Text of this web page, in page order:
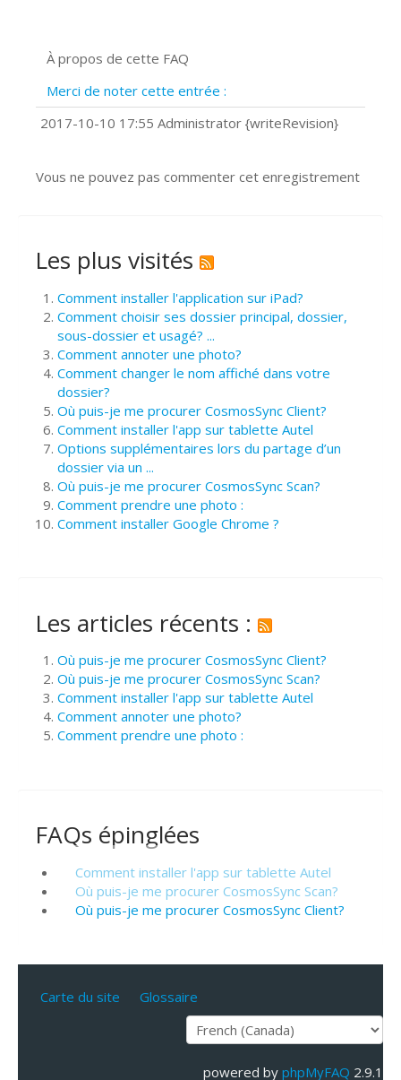
Prise de vue 360°
?
Comment installer Google Chrome ?
À propos de cette FAQ
Merci de noter cette entrée :
2017-10-10 17:55 Administrator {writeRevision}
Vous ne pouvez pas commenter cet enregistrement
Les plus visités
Comment installer l'application sur iPad?
Comment choisir ses dossier principal, dossier,
sous-dossier et usagé? ...
Comment annoter une photo?
Comment changer le nom affiché dans votre
dossier?
Où puis-je me procurer CosmosSync Client?
Comment installer l'app sur tablette Autel
Options supplémentaires lors du partage d’un
dossier via un ...
Où puis-je me procurer CosmosSync Scan?
Comment prendre une photo :
Comment installer Google Chrome ?
Les articles récents :
Où puis-je me procurer CosmosSync Client?
Où puis-je me procurer CosmosSync Scan?
Comment installer l'app sur tablette Autel
Comment annoter une photo?
Comment prendre une photo :
FAQs épinglées
Comment installer l'app sur tablette Autel
Où puis-je me procurer CosmosSync Scan?
Où puis-je me procurer CosmosSync Client?
Carte du site Glossaire
powered by phpMyFAQ 2.9.1